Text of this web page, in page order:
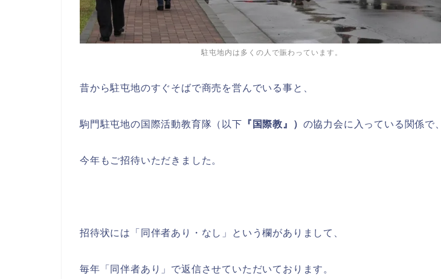
駐屯地内は多くの人で賑わっています。
昔から駐屯地のすぐそばで商売を営んでいる事と、
駒門駐屯地の国際活動教育隊（以下 『国際教』） の協力会に入っている関係で、
今年もご招待いただきました。
招待状には「同伴者あり・なし」という欄がありまして、
毎年「同伴者あり」で返信させていただいております。